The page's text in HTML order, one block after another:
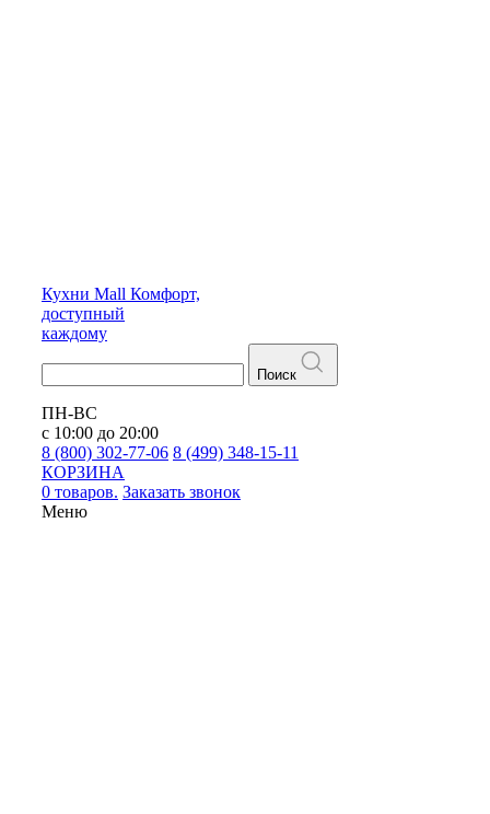
Кухни Mall Комфорт,
доступный
каждому
Поиск
ПН-ВС
с 10:00 до 20:00
8 (800) 302-77-06 8 (499) 348-15-11
КОРЗИНА
0 товаров. Заказать звонок
Меню